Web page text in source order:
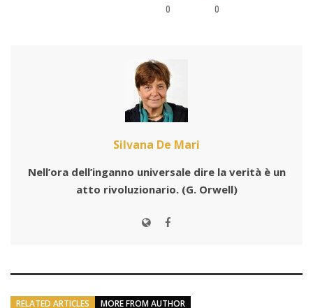
0 0
Silvana De Mari
Nell’ora dell’inganno universale dire la verità è un
atto rivoluzionario. (G. Orwell)
RELATED ARTICLES MORE FROM AUTHOR